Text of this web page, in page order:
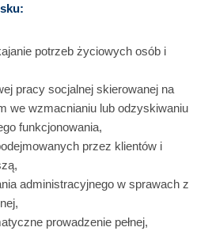
potrzeb życiowych osób i
pracy socjalnej skierowanej na
we wzmacnianiu lub odzyskiwaniu
funkcjonowania,
przez klientów i
administracyjnego w sprawach z
prowadzenie pełnej,